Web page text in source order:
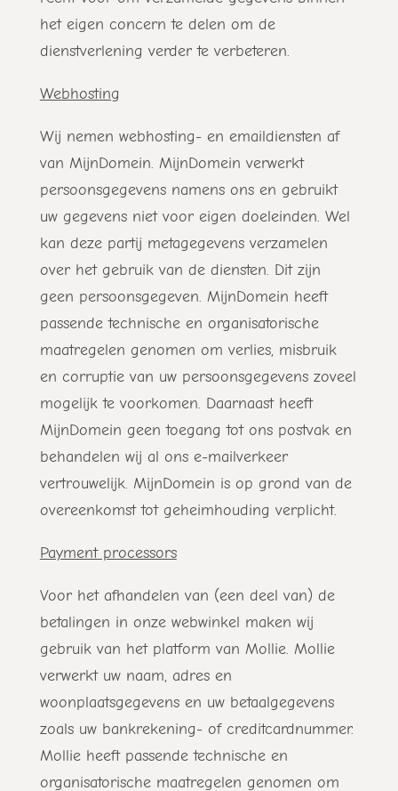
het eigen concern te delen om de
dienstverlening verder te verbeteren.
Webhosting
Wij nemen webhosting- en emaildiensten af
van MijnDomein. MijnDomein verwerkt
persoonsgegevens namens ons en gebruikt
uw gegevens niet voor eigen doeleinden. Wel
kan deze partij metagegevens verzamelen
over het gebruik van de diensten. Dit zijn
geen persoonsgegeven. MijnDomein heeft
passende technische en organisatorische
maatregelen genomen om verlies, misbruik
en corruptie van uw persoonsgegevens zoveel
mogelijk te voorkomen. Daarnaast heeft
MijnDomein geen toegang tot ons postvak en
behandelen wij al ons e-mailverkeer
vertrouwelijk. MijnDomein is op grond van de
overeenkomst tot geheimhouding verplicht.
Payment processors
Voor het afhandelen van (een deel van) de
betalingen in onze webwinkel maken wij
gebruik van het platform van Mollie. Mollie
verwerkt uw naam, adres en
woonplaatsgegevens en uw betaalgegevens
zoals uw bankrekening- of creditcardnummer.
Mollie heeft passende technische en
organisatorische maatregelen genomen om